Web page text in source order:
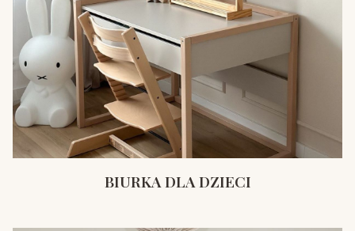
BIURKA DLA DZIECI